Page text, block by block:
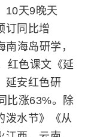
10天9晚天
订同比增
海岛研学，
红色课文《延
延安红色研
比涨63%。除
泼水节》《从